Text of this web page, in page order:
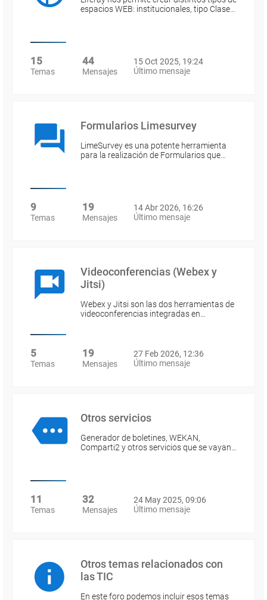
espacios WEB: institucionales, tipo Clase…
15
Temas
44
Mensajes
15 Oct 2025, 19:24
Último mensaje
Formularios Limesurvey
LimeSurvey es una potente herramienta
para la realización de Formularios que…
9
Temas
19
Mensajes
14 Abr 2026, 16:26
Último mensaje
Videoconferencias (Webex y
Jitsi)
Webex y Jitsi son las dos herramientas de
videoconferencias integradas en…
5
Temas
19
Mensajes
27 Feb 2026, 12:36
Último mensaje
Otros servicios
Generador de boletines, WEKAN,
Comparti2 y otros servicios que se vayan…
11
Temas
32
Mensajes
24 May 2025, 09:06
Último mensaje
Otros temas relacionados con
las TIC
En este foro podemos incluir esos temas